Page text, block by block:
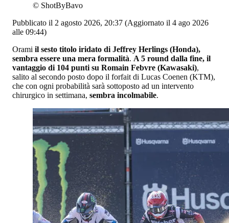
© ShotByBavo
Pubblicato il 2 agosto 2026, 20:37 (Aggiornato il 4 ago 2026
alle 09:44)
Orami il sesto titolo iridato di Jeffrey Herlings (Honda),
sembra essere una mera formalità. A 5 round dalla fine, il
vantaggio di 104 punti su Romain Febvre (Kawasaki),
salito al secondo posto dopo il forfait di Lucas Coenen (KTM),
che con ogni probabilità sarà sottoposto ad un intervento
chirurgico in settimana, sembra incolmabile.